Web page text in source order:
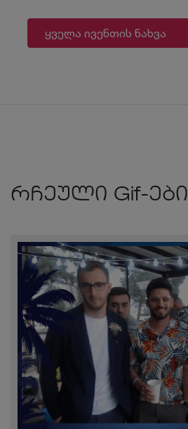
ყველა ივენთის ნახვა
რჩეული Gif-ები